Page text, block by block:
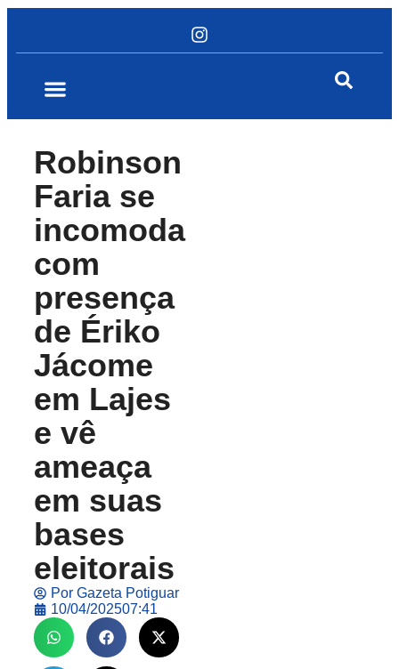
Robinson
Faria se
incomoda
com
presença
de Ériko
Jácome
em Lajes
e vê
ameaça
em suas
bases
eleitorais
Por Gazeta Potiguar
10/04/202507:41